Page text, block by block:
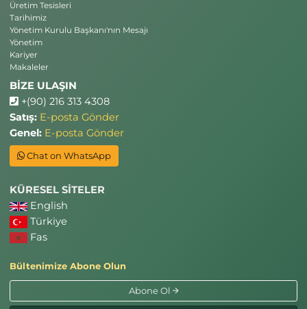
Üretim Tesisleri
Tarihimiz
Yönetim Kurulu Başkanı'nın Mesajı
Yönetim
Kariyer
Makaleler
BİZE ULAŞIN
+(90) 216 313 4308
Satış: E-posta Gönder
Genel: E-posta Gönder
Chat on WhatsApp
KÜRESEL SİTELER
English
Türkiye
Fas
Bültenimize Abone Olun
Abone Ol